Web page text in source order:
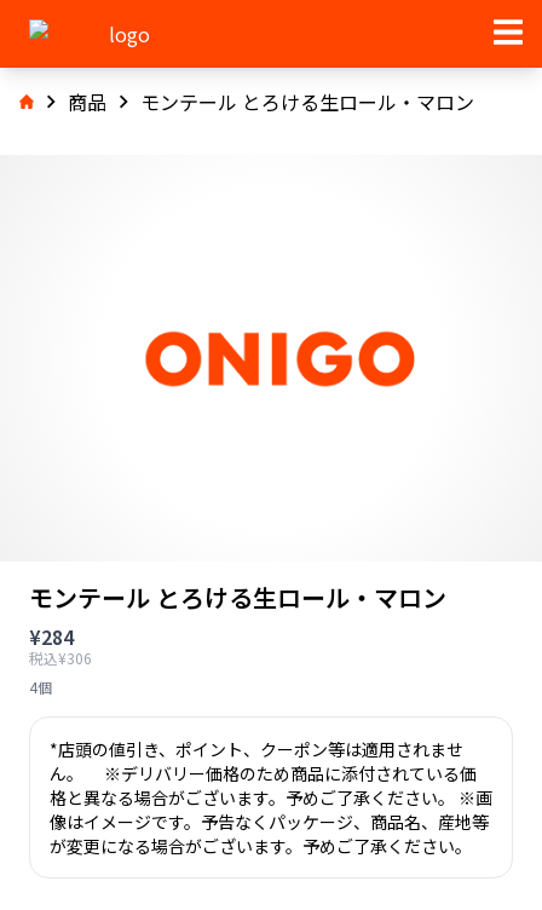
商品 モンテール とろける生ロール・マロン
モンテール とろける生ロール・マロン
¥284
税込¥306
4個
*店頭の値引き、ポイント、クーポン等は適用されませ
ん。 ※デリバリー価格のため商品に添付されている価
格と異なる場合がございます。予めご了承ください。 ※画
像はイメージです。予告なくパッケージ、商品名、産地等
が変更になる場合がございます。予めご了承ください。